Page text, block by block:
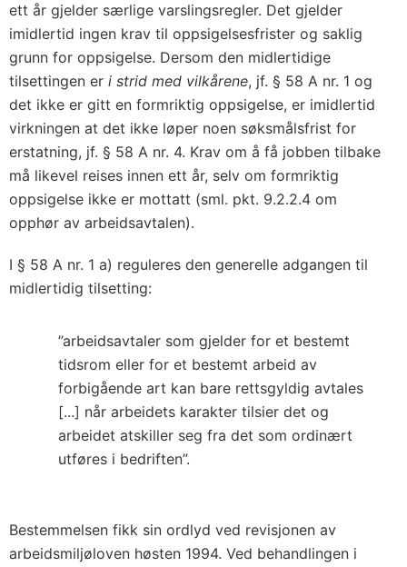
ett år gjelder særlige varslingsregler. Det gjelder
imidlertid ingen krav til oppsigelsesfrister og saklig
grunn for oppsigelse. Dersom den midlertidige
tilsettingen er i strid med vilkårene, jf. § 58 A nr. 1 og
det ikke er gitt en formriktig oppsigelse, er imidlertid
virkningen at det ikke løper noen søksmålsfrist for
erstatning, jf. § 58 A nr. 4. Krav om å få jobben tilbake
må likevel reises innen ett år, selv om formriktig
oppsigelse ikke er mottatt (sml. pkt. 9.2.2.4 om
opphør av arbeidsavtalen).
I § 58 A nr. 1 a) reguleres den generelle adgangen til
midlertidig tilsetting:
”arbeidsavtaler som gjelder for et bestemt
tidsrom eller for et bestemt arbeid av
forbigående art kan bare rettsgyldig avtales
[...] når arbeidets karakter tilsier det og
arbeidet atskiller seg fra det som ordinært
utføres i bedriften”.
Bestemmelsen fikk sin ordlyd ved revisjonen av
arbeidsmiljøloven høsten 1994. Ved behandlingen i